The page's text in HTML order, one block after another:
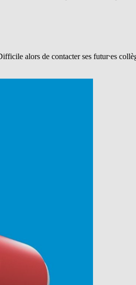
alors de contacter ses futur⸱es